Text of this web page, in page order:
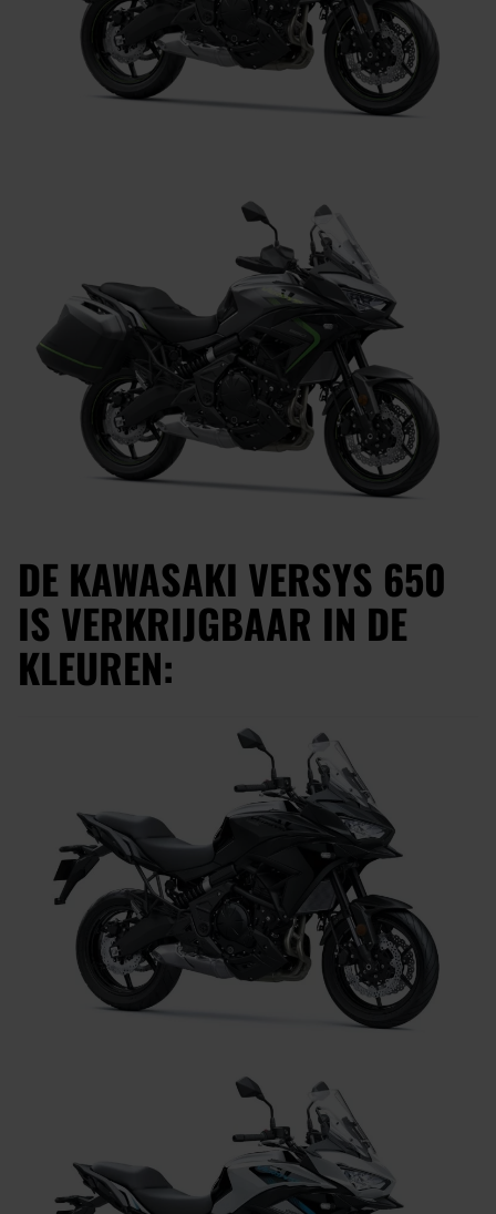
DE KAWASAKI VERSYS 650
IS VERKRIJGBAAR IN DE
KLEUREN: